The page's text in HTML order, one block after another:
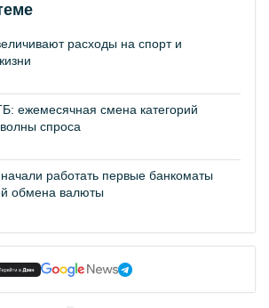
расходы на спорт и
ежемесячная смена категорий
спроса
работать первые банкоматы
обмена валюты